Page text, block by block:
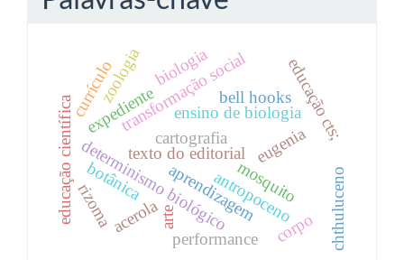
texto do editorial eugenia
ensino de biologia
determinismo biológico
transformação social
antropoceno
expediente educação cts;
educação científica bell hooks
biologia
aprendizagemmosquito chthuluceno
cartografia
botânica
performance
currículo
acerola
zoologia
rizoma arte corpo